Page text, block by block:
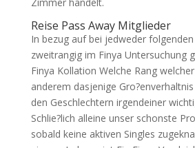
Reise Pass Away Mitglieder
In bezug auf bei jedweder
zweitrangig im Finya Untersuchung
Finya Kollation Welche Rang
anderem dasjenige
den Geschlechtern irgendeiner
Schlie?lich alleine unser schonste
sobald keine aktiven Singles